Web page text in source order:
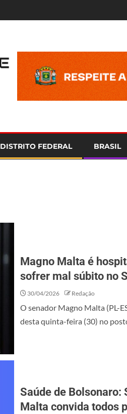
DISTRITO FEDERAL BRASIL
Magno Malta é
sofrer mal súbito no
30/04/2026 Redação
O senador Magno Malta (PL-
desta quinta-feira (30) no
Saúde de Bolsonaro:
Malta convida todos